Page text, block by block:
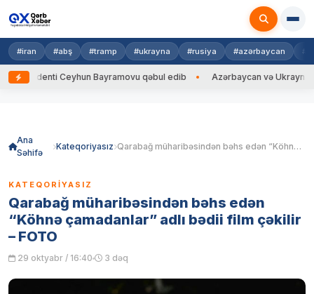
#iran #abş #tramp #ukrayna #rusiya #azərbaycan
Bayramovu qəbul edib Azərbaycan və Ukrayna XİN başçıları
Ana
Səhifə
Kateqoriyasız Qarabağ müharibəsindən bəhs edən “Köhnə çamadanlar” adlı bədii film çəkilir – FOTO
KATEQORIYASIZ
Qarabağ müharibəsindən bəhs edən
“Köhnə çamadanlar” adlı bədii film çəkilir
– FOTO
29 oktyabr / 16:40 3 dəq